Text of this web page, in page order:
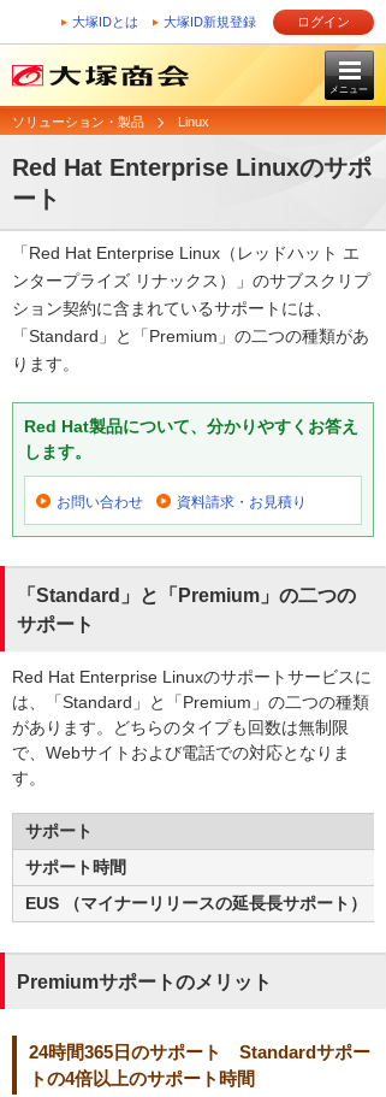
大塚IDとは 大塚ID新規登録 ログイン
メニュー
ソリューション・製品 Linux
Red Hat Enterprise Linuxのサポ
ート
「Red Hat Enterprise Linux（レッドハット エ
ンタープライズ リナックス）」のサブスクリプ
ション契約に含まれているサポートには、
「Standard」と「Premium」の二つの種類があ
ります。
Red Hat製品について、分かりやすくお答え
します。
お問い合わせ 資料請求・お見積り
「Standard」と「Premium」の二つの
サポート
Red Hat Enterprise Linuxのサポートサービスに
は、「Standard」と「Premium」の二つの種類
があります。どちらのタイプも回数は無制限
で、Webサイトおよび電話での対応となりま
す。
サポート
サポート時間
EUS （マイナーリリースの延長⻑サポート）
Premiumサポートのメリット
24時間365日のサポート Standardサポー
トの4倍以上のサポート時間